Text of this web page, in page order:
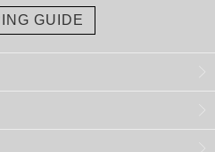
GUIDE